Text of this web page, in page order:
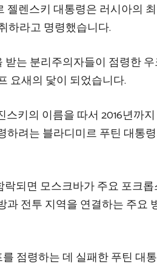
렌스키 대통령은 러시아의
하라고 명령했습니다.
는 분리주의자들이 점령한
요새의 닻이 되었습니다.
키의 이름을 따서 2016년까
려는 블라디미르 푸틴 대통
되면 모스크바가 주요 포크
전투 지역을 연결하는 주요
점령하는 데 실패한 푸틴 대